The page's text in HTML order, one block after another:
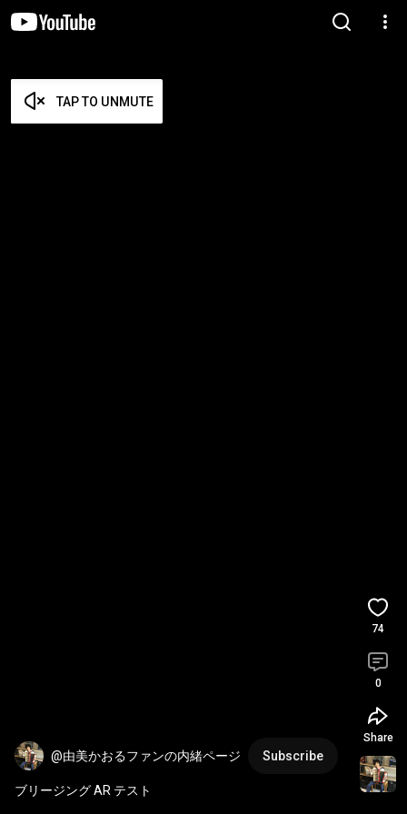
TAP TO UNMUTE
@由美かおるファンの内緒ページ Subscribe
ブリージング AR テスト
74
0
Share